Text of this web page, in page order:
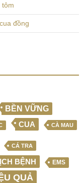
tôm
đồng
BỀN VỮNG
CUA CÀ MAU
CÁ TRA
BỆNH EMS
QUẢ